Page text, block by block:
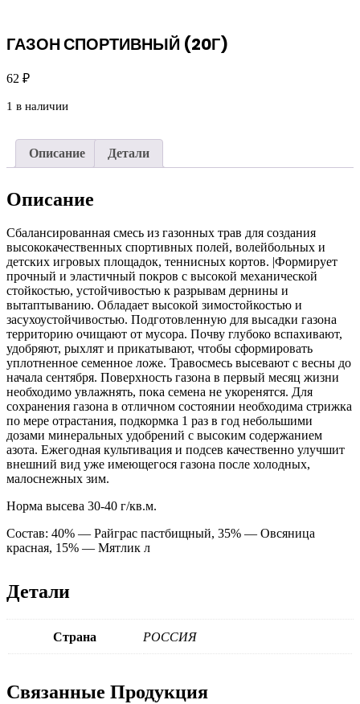
ГАЗОН СПОРТИВНЫЙ (20Г)
62 ₽
1 в наличии
Описание Детали
Описание
Сбалансированная смесь из газонных трав для создания
высококачественных спортивных полей, волейбольных и
детских игровых площадок, теннисных кортов. |Формирует
прочный и эластичный покров с высокой механической
стойкостью, устойчивостью к разрывам дернины и
вытаптыванию. Обладает высокой зимостойкостью и
засухоустойчивостью. Подготовленную для высадки газона
территорию очищают от мусора. Почву глубоко вспахивают,
удобряют, рыхлят и прикатывают, чтобы сформировать
уплотненное семенное ложе. Травосмесь высевают с весны до
начала сентября. Поверхность газона в первый месяц жизни
необходимо увлажнять, пока семена не укоренятся. Для
сохранения газона в отличном состоянии необходима стрижка
по мере отрастания, подкормка 1 раз в год небольшими
дозами минеральных удобрений с высоким содержанием
азота. Ежегодная культивация и подсев качественно улучшит
внешний вид уже имеющегося газона после холодных,
малоснежных зим.
Норма высева 30-40 г/кв.м.
Состав: 40% — Райграс пастбищный, 35% — Овсяница
красная, 15% — Мятлик л
Детали
Страна РОССИЯ
Связанные Продукция